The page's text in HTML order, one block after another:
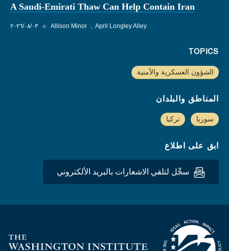
A Saudi-Emirati Thaw Can Help Contain Iran
٠٣‏/٠٨‏/٢٠٢٦ ◆ Allison Minor April Longley Alley
TOPICS
الشؤون العسكرية والأمنية
المناطق والبلدان
سوريا تركيا
ابق على اطلاع
سجِّل لتلقي الاشعارات بالبريد الألكتروني